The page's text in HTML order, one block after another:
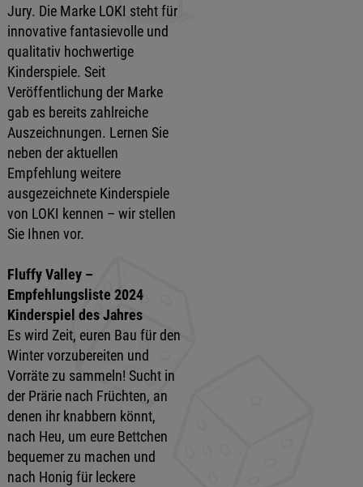
Jury. Die Marke LOKI steht für
innovative fantasievolle und
qualitativ hochwertige
Kinderspiele. Seit
Veröffentlichung der Marke
gab es bereits zahlreiche
Auszeichnungen. Lernen Sie
neben der aktuellen
Empfehlung weitere
ausgezeichnete Kinderspiele
von LOKI kennen – wir stellen
Sie Ihnen vor.
Fluffy Valley –
Empfehlungsliste 2024
Kinderspiel des Jahres
Es wird Zeit, euren Bau für den
Winter vorzubereiten und
Vorräte zu sammeln! Sucht in
der Prärie nach Früchten, an
denen ihr knabbern könnt,
nach Heu, um eure Bettchen
bequemer zu machen und
nach Honig für leckere